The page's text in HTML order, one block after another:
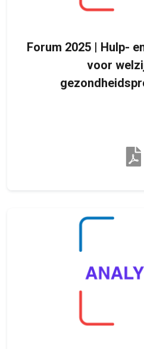
Forum 2025 | Hulp-
voor